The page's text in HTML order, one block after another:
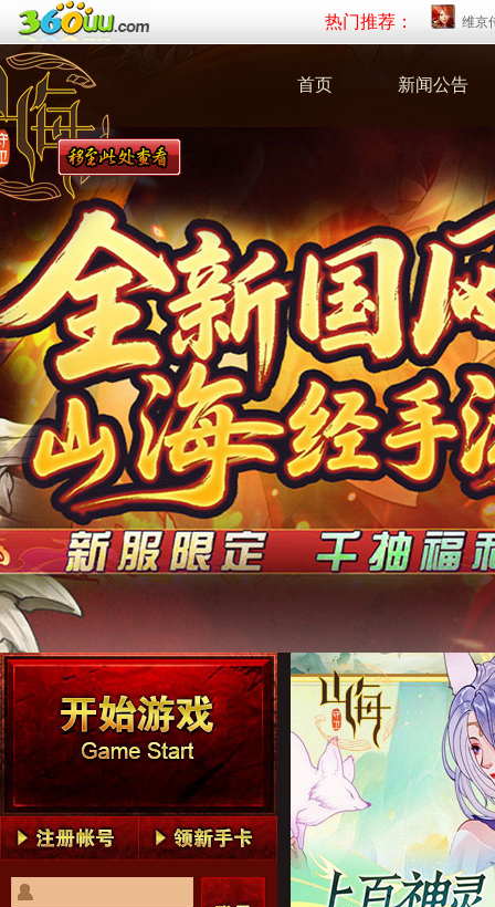
热门推荐： 维京
首页 新闻公告
守卫山海1
守卫山海1
守卫山海2
守卫山海2
守卫山海3
守卫山海3
守卫山海4
守卫山海4
守卫山海5
守卫山海5